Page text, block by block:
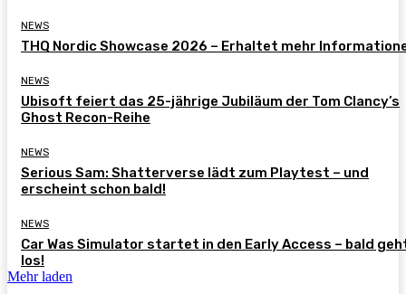
NEWS
THQ Nordic Showcase 2026 – Erhaltet mehr
NEWS
Ubisoft feiert das 25-jährige Jubiläum der Tom Clancy’s
Ghost Recon-Reihe
NEWS
Serious Sam: Shatterverse lädt zum Playtest – und
erscheint schon bald!
NEWS
Car Was Simulator startet in den Early Access – bald
los!
Mehr laden